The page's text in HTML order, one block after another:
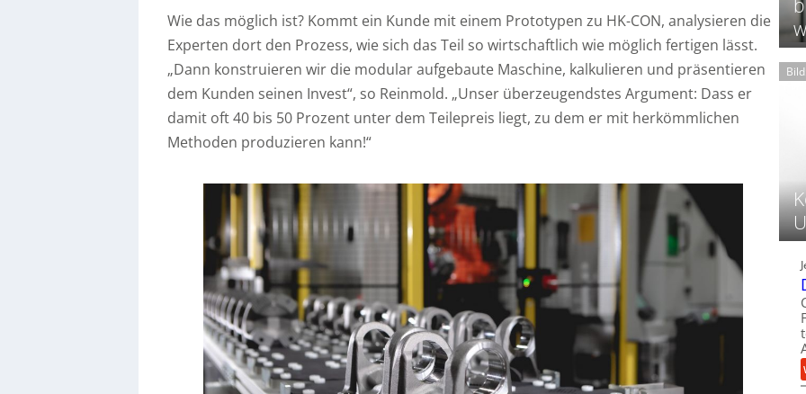
Wie das möglich ist? Kommt ein Kunde mit einem Prototypen zu HK-CON, analysieren die
Experten dort den Prozess, wie sich das Teil so wirtschaftlich wie möglich fertigen lässt.
„Dann konstruieren wir die modular aufgebaute Maschine, kalkulieren und präsentieren
dem Kunden seinen Invest“, so Reinmold. „Unser überzeugendstes Argument: Dass er
damit oft 40 bis 50 Prozent unter dem Teilepreis liegt, zu dem er mit herkömmlichen
Methoden produzieren kann!“